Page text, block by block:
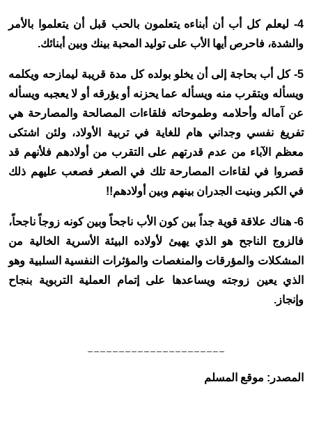
4- ليعلم كل أب أن أبناءه يتعلمون بالحب قبل أن يتعلموا بالأمر
والشدة، فاحرص أيها الأب على توليد المحبة بينك وبين أبنائك.
5- كل أب بحاجة إلى أن يخلو بولده كل مدة قريبة ليمازحه ويكلمه
ويسأله ويتقرب منه ويسأله عما يحزنه أو يؤرقه أو لا يعجبه ويسأله
عن آماله وأحلامه وطموحاته فلقاءات المصالحة والمصارحة هي
تفريغ نفسي وجداني هام للغاية في تربية الأولاد، ولئن اشتكى
معظم الآباء من عدم قدرتهم على التقرب من أولادهم فلأنهم قد
قصروا في لقاءات المصارحة تلك في الصغر فصعب عليهم ذلك
في الكبر وبنيت الجدران بينهم وبين أولادهم!!
6- هناك علاقة قوية جداً بين كون الأب ناجحاً وبين كونه زوجاً ناجحاً،
فالزوج الناجح هو الذي يهيئ لأولاده البيئة الأسرية الخالية من
المشكلات والمؤرقات والمنغصات والمؤثرات النفسية السلبية وهو
الذي يعين زوجته ويساعدها على إتمام العملية التربوية بنجاح
وإنجاز.
______________________
المصدر: موقع المسلم